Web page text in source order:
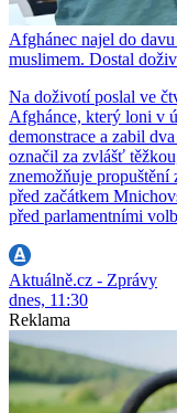
Afghánec najel do
muslimem. Dostal
Na doživotí poslal ve
Afghánce, který loni v
demonstrace a zabil
označil za zvlášť
znemožňuje propuštění
před začátkem
před parlamentními
Aktuálně.cz - Zprávy
dnes, 11:30
Reklama